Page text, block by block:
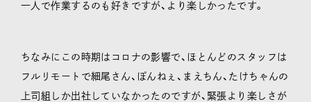
一人で作業するのも好きですが、より楽しかったです。
ちなみにこの時期はコロナの影響で、ほとんどのスタッフは
フルリモートで細尾さん、ぽんねぇ、まえちん、たけちゃんの
上司組しか出社していなかったのですが、緊張より楽しさが